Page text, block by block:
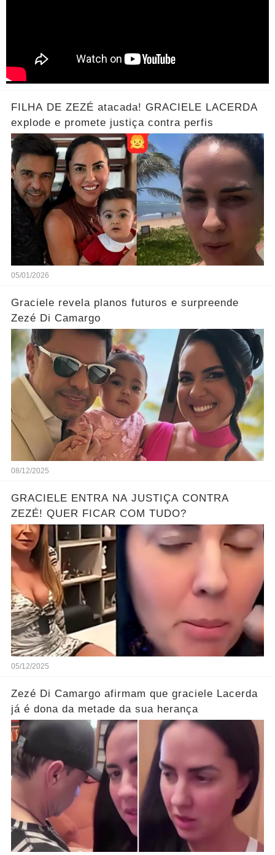
FILHA DE ZEZÉ atacada! GRACIELE LACERDA
explode e promete justiça contra perfis
05/01/2026
Graciele revela planos futuros e surpreende
Zezé Di Camargo
08/12/2025
GRACIELE ENTRA NA JUSTIÇA CONTRA
ZEZÉ! QUER FICAR COM TUDO?
05/12/2025
Zezé Di Camargo afirmam que graciele Lacerda
já é dona da metade da sua herança